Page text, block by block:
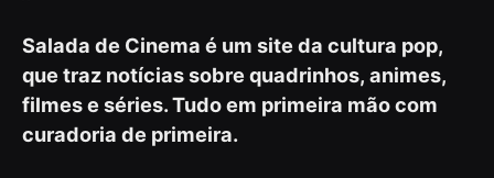
Salada de Cinema é um site da cultura pop,
que traz notícias sobre quadrinhos, animes,
filmes e séries. Tudo em primeira mão com
curadoria de primeira.